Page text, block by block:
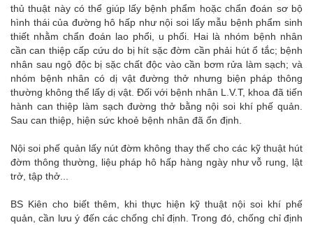
thủ thuật này có thể giúp lấy bệnh phẩm hoặc chẩn đoán sơ bộ
hình thái của đường hô hấp như nội soi lấy mẫu bệnh phẩm sinh
thiết nhằm chẩn đoán lao phổi, u phổi. Hai là nhóm bệnh nhân
cần can thiệp cấp cứu do bị hít sặc đờm cần phải hút ổ tắc; bệnh
nhân sau ngộ độc bị sặc chất độc vào cần bơm rửa làm sạch; và
nhóm bệnh nhân có dị vật đường thở nhưng biện pháp thông
thường không thể lấy dị vật. Đối với bệnh nhân L.V.T, khoa đã tiến
hành can thiệp làm sạch đường thở bằng nội soi khí phế quản.
Sau can thiệp, hiện sức khoẻ bệnh nhân đã ổn định.
Nội soi phế quản lấy nút đờm không thay thế cho các kỹ thuật hút
đờm thông thường, liệu pháp hô hấp hàng ngày như vỗ rung, lật
trở, tập thở...
BS Kiên cho biết thêm, khi thực hiện kỹ thuật nội soi khí phế
quản, cần lưu ý đến các chống chỉ định. Trong đó, chống chỉ định